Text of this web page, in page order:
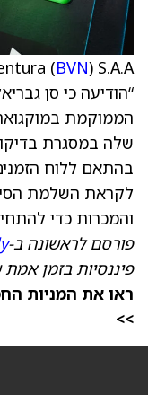
(BVN) S.A.A
“הודיעה כי סן
הממוקמת
שלה במסגרת
בהתאם ללוח
לקראת השלמת
והמכרות כדי
פורסם לראשונה ב-
פיננסיות בזמן
>>